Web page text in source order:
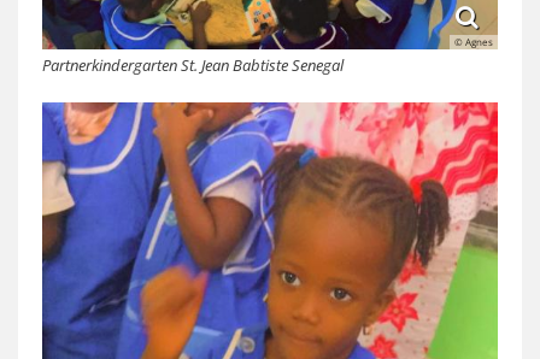
© Agnes
Partnerkindergarten St. Jean Babtiste Senegal